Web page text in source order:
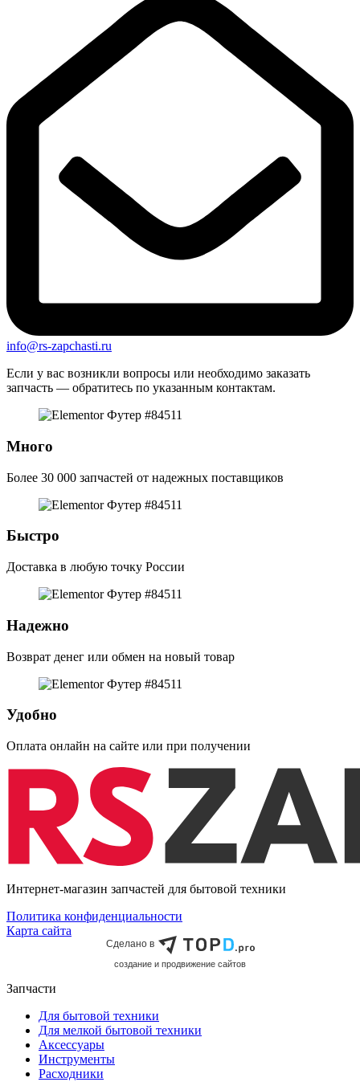
info@rs-zapchasti.ru
Если у вас возникли вопросы или необходимо заказать
запчасть — обратитесь по указанным контактам.
Много
Более 30 000 запчастей от надежных поставщиков
Быстро
Доставка в любую точку России
Надежно
Возврат денег или обмен на новый товар
Удобно
Оплата онлайн на сайте или при получении
Интернет-магазин запчастей для бытовой техники
Политика конфиденциальности
Карта сайта
Сделано в
cоздание и продвижение сайтов
Запчасти
Для бытовой техники
Для мелкой бытовой техники
Аксессуары
Инструменты
Расходники